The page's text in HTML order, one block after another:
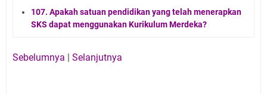
107. Apakah satuan pendidikan yang telah menerapkan
SKS dapat menggunakan Kurikulum Merdeka?
Sebelumnya | Selanjutnya